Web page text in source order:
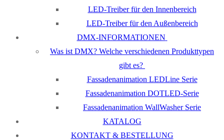
LED-Treiber für den Innenbereich
LED-Treiber für den Außenbereich
DMX-INFORMATIONEN
Was ist DMX? Welche verschiedenen Produkttypen
gibt es?
Fassadenanimation LEDLine Serie
Fassadenanimation DOTLED-Serie
Fassadenanimation WallWasher Serie
KATALOG
KONTAKT & BESTELLUNG